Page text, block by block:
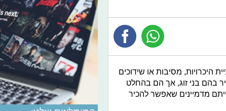
מסיבות או שידוכים
בהם בני זוג, אך הם בהחלט
מדמיינים שאפשר להכיר